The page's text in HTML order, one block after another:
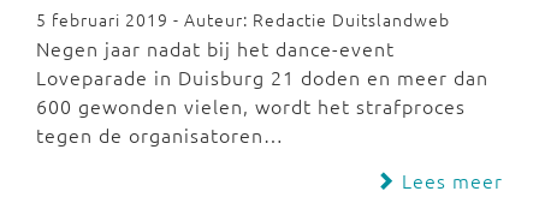
5 februari 2019 - Auteur: Redactie Duitslandweb
Negen jaar nadat bij het dance-event
Loveparade in Duisburg 21 doden en meer dan
600 gewonden vielen, wordt het strafproces
tegen de organisatoren…
Lees meer